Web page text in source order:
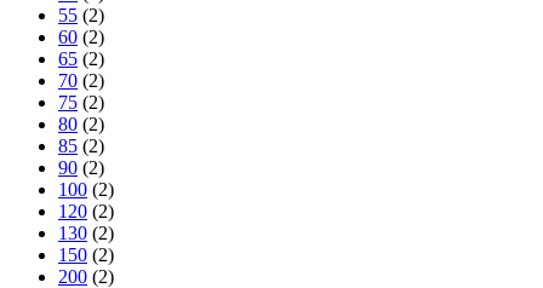
55 (2)
60 (2)
65 (2)
70 (2)
75 (2)
80 (2)
85 (2)
90 (2)
100 (2)
120 (2)
130 (2)
150 (2)
200 (2)